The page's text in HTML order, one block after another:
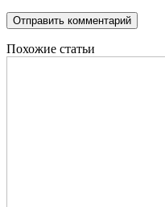
Похожие статьи